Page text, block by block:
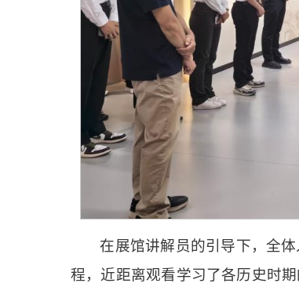
在展馆讲解员的引导下，全
程，近距离观看学习了各历史时